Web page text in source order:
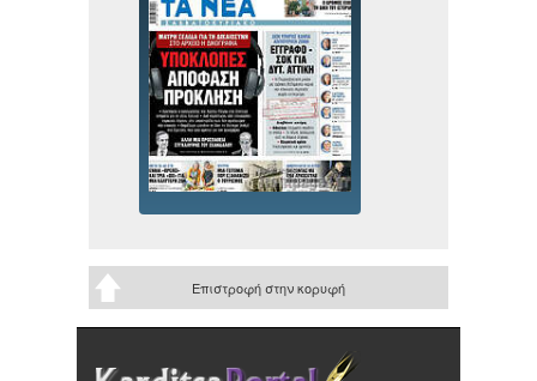
Επιστροφή στην κορυφή